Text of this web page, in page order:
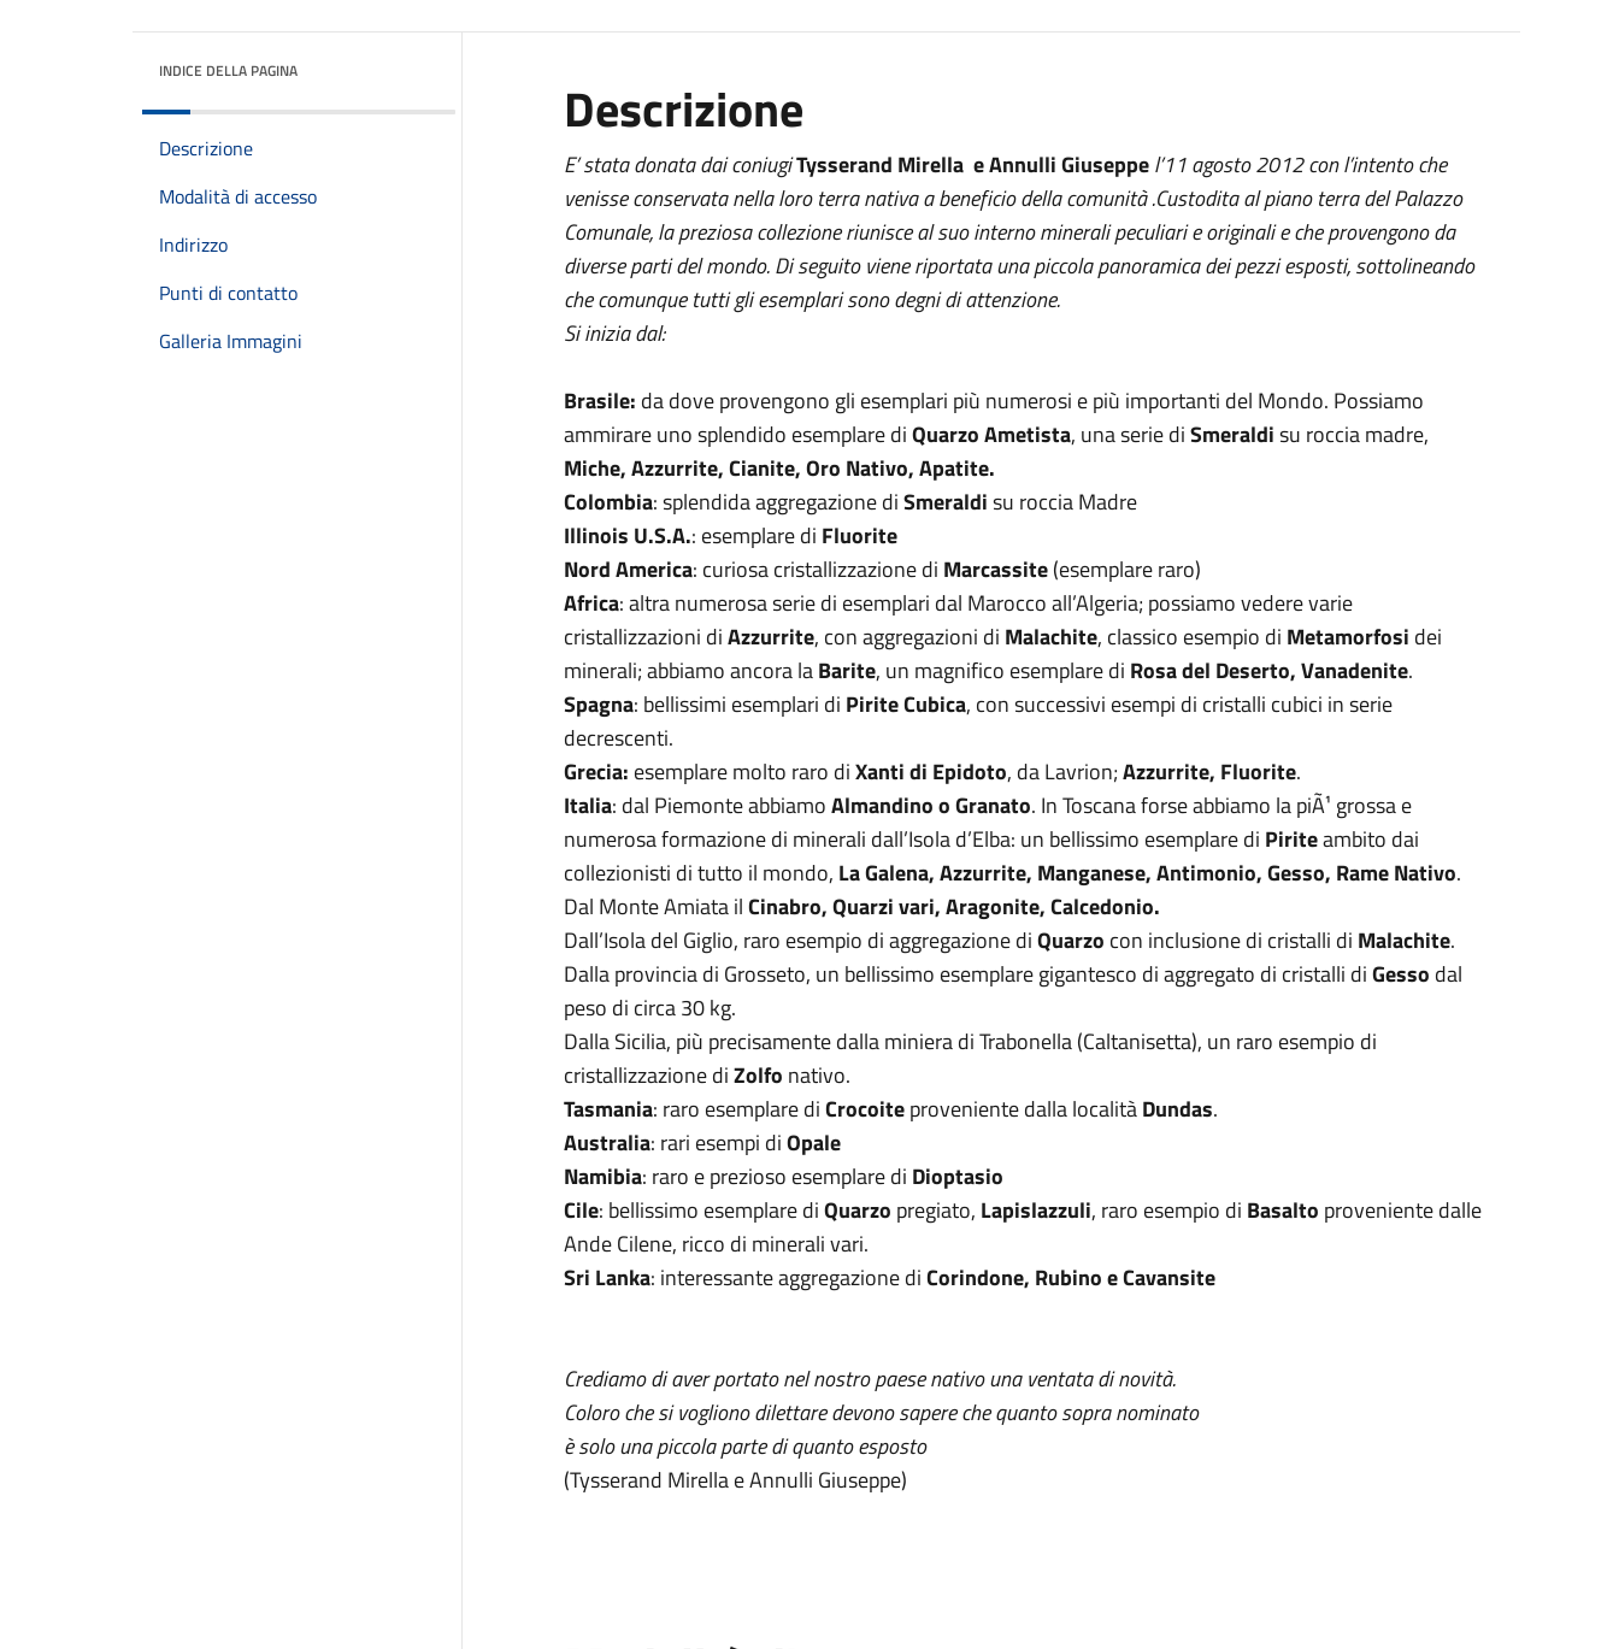
INDICE DELLA PAGINA
Descrizione
Modalità di accesso
Indirizzo
Punti di contatto
Galleria Immagini
Descrizione
E’ stata donata dai coniugiTysserand Mirella e Annulli Giuseppel’11 agosto 2012 con l’intento che
venisse conservata nella loro terra nativa a beneficio della comunità .Custodita al piano terra del Palazzo
Comunale, la preziosa collezione riunisce al suo interno minerali peculiari e originali e che provengono da
diverse parti del mondo. Di seguito viene riportata una piccola panoramica dei pezzi esposti, sottolineando
che comunque tutti gli esemplari sono degni di attenzione.
Si inizia dal:
Brasile: da dove provengono gli esemplari più numerosi e più importanti del Mondo. Possiamo
ammirare uno splendido esemplare diQuarzo Ametista, una serie diSmeraldisu roccia madre,
Miche, Azzurrite, Cianite, Oro Nativo, Apatite.
Colombia: splendida aggregazione diSmeraldisu roccia Madre
Illinois U.S.A.: esemplare di Fluorite
Nord America: curiosa cristallizzazione di Marcassite(esemplare raro)
Africa: altra numerosa serie di esemplari dal Marocco all’Algeria; possiamo vedere varie
cristallizzazioni diAzzurrite, con aggregazioni di Malachite, classico esempio di Metamorfosi dei
minerali; abbiamo ancora laBarite, un magnifico esemplare di Rosa del Deserto, Vanadenite.
Spagna: bellissimi esemplari di Pirite Cubica, con successivi esempi di cristalli cubici in serie
decrescenti.
Grecia: esemplare molto raro diXanti di Epidoto, da Lavrion;Azzurrite, Fluorite.
Italia: dal Piemonte abbiamoAlmandino o Granato. In Toscana forse abbiamo la piÃ¹ grossa e
numerosa formazione di minerali dall’Isola d’Elba: un bellissimo esemplare di Piriteambito dai
collezionisti di tutto il mondo, La Galena, Azzurrite, Manganese, Antimonio, Gesso, Rame Nativo.
Dal Monte Amiata ilCinabro, Quarzi vari, Aragonite, Calcedonio.
Dall’Isola del Giglio, raro esempio di aggregazione diQuarzo con inclusione di cristalli di Malachite.
Dalla provincia di Grosseto, un bellissimo esemplare gigantesco di aggregato di cristalli diGesso dal
peso di circa 30 kg.
Dalla Sicilia, più precisamente dalla miniera di Trabonella (Caltanisetta), un raro esempio di
cristallizzazione diZolfo nativo.
Tasmania: raro esemplare diCrocoiteproveniente dalla localitàDundas.
Australia: rari esempi diOpale
Namibia: raro e prezioso esemplare di Dioptasio
Cile: bellissimo esemplare diQuarzo pregiato, Lapislazzuli, raro esempio di Basalto proveniente dalle
Ande Cilene, ricco di minerali vari.
Sri Lanka: interessante aggregazione diCorindone, Rubino e Cavansite
Crediamo di aver portato nel nostro paese nativo una ventata di novità.
Coloro che si vogliono dilettare devono sapere che quanto sopra nominato
è solo una piccola parte di quanto esposto
(Tysserand Mirella e Annulli Giuseppe)